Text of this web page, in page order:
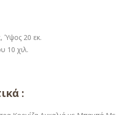
Ύψος 20 εκ.
10 χιλ.
: